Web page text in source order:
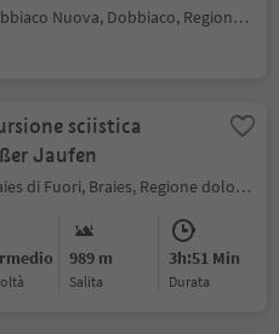
Dobbiaco Nuova, Dobbiaco, Regione dolomitica 3 Cime
sciistica
Jaufen
Braies di Fuori, Braies, Regione dolomitica 3 Cime
989 m
Salita
3h:51 Min
durata